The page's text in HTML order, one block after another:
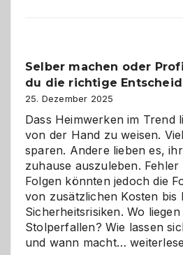
Herausforderungen
und
Zukunft
Selber machen oder
du die richtige
25. Dezember 2025
Dass Heimwerken im Trend
von der Hand zu weisen.
sparen. Andere lieben es,
zuhause auszuleben.
Folgen könnten jedoch die
von zusätzlichen Kosten bis
Sicherheitsrisiken. Wo
Stolperfallen? Wie lassen
und wann macht…Selber